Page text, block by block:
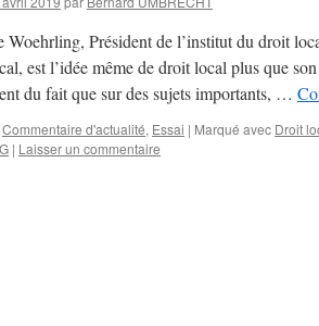
Woehrling, Président de l’institut du droit
est l’idée même de droit local plus que
du fait que sur des sujets importants, …
Commentaire d'actualité, Essai | Marqué avec Droit
| Laisser un commentaire